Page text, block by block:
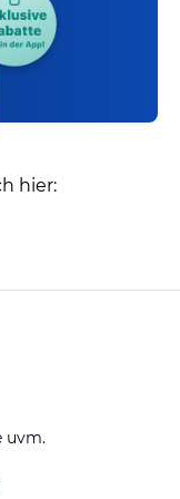
hier:
uvm.